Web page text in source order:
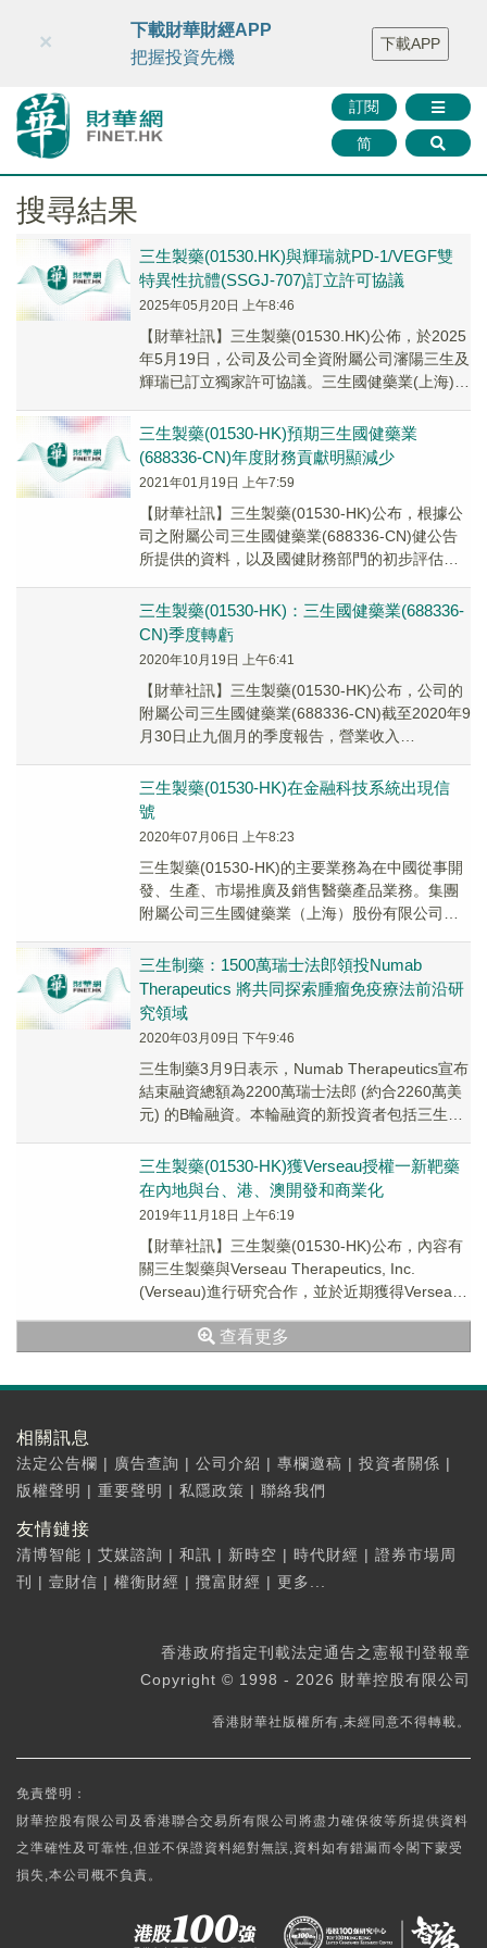
財華智庫網 FINTV FINMETA 財華證券 媒體矩陣
智庫沙龍
聯絡我們
訂閱
简
×
下載財華財經APP
把握投資先機
下載APP
搜尋結果
三生製藥(01530.HK)與輝瑞就PD-1/VEGF雙
特異性抗體(SSGJ-707)訂立許可協議
2025年05月20日 上午8:46
【財華社訊】三生製藥(01530.HK)公佈，於2025
年5月19日，公司及公司全資附屬公司瀋陽三生及
輝瑞已訂立獨家許可協議。三生國健藥業(上海)股
三生製藥(01530-HK)預期三生國健藥業
(688336-CN)年度財務貢獻明顯減少
2021年01月19日 上午7:59
【財華社訊】三生製藥(01530-HK)公布，根據公
司之附屬公司三生國健藥業(688336-CN)健公告
所提供的資料，以及國健財務部門的初步評估，
三生製藥(01530-HK)：三生國健藥業(688336-
CN)季度轉虧
2020年10月19日 上午6:41
【財華社訊】三生製藥(01530-HK)公布，公司的
附屬公司三生國健藥業(688336-CN)截至2020年9
月30日止九個月的季度報告，營業收入
三生製藥(01530-HK)在金融科技系統出現信
號
2020年07月06日 上午8:23
三生製藥(01530-HK)的主要業務為在中國從事開
發、生產、市場推廣及銷售醫藥產品業務。集團
附屬公司三生國健藥業（上海）股份有限公司首
三生制藥：1500萬瑞士法郎領投Numab
Therapeutics 將共同探索腫瘤免疫療法前沿研
究領域
2020年03月09日 下午9:46
三生制藥3月9日表示，Numab Therapeutics宣布
結束融資總額為2200萬瑞士法郎 (約合2260萬美
元) 的B輪融資。本輪融資的新投資者包括三生制
三生製藥(01530-HK)獲Verseau授權一新靶藥
在內地與台、港、澳開發和商業化
2019年11月18日 上午6:19
【財華社訊】三生製藥(01530-HK)公布，內容有
關三生製藥與Verseau Therapeutics, Inc.
(Verseau)進行研究合作，並於近期獲得Verseau
查看更多
相關訊息
法定公告欄 | 廣告查詢 | 公司介紹 | 專欄邀稿 | 投資者關係 |
版權聲明 | 重要聲明 | 私隱政策 | 聯絡我們
友情鏈接
清博智能 | 艾媒諮詢 | 和訊 | 新時空 | 時代財經 | 證券市場周
刊
| 壹財信 | 權衡財經 | 攬富財經 | 更多...
香港政府指定刊載法定通告之憲報刊登報章
Copyright © 1998 - 2026 財華控股有限公司
香港財華社版權所有,未經同意不得轉載。
免責聲明：
財華控股有限公司及香港聯合交易所有限公司將盡力確保彼等所提供資料
之準確性及可靠性,但並不保證資料絕對無誤,資料如有錯漏而令閣下蒙受
損失,本公司概不負責。